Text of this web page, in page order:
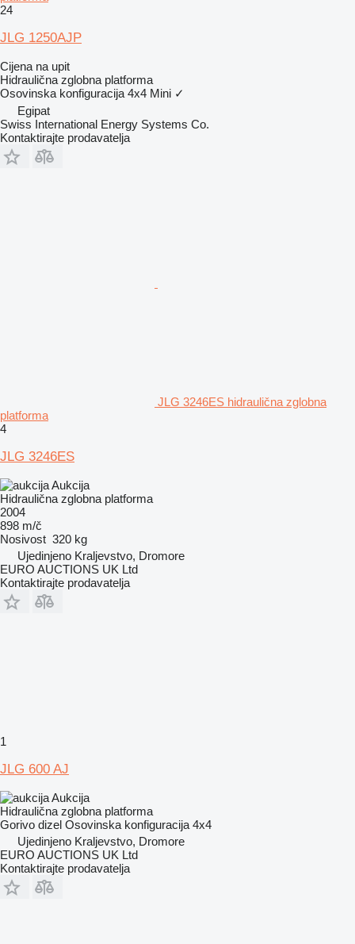
24
JLG 1250AJP
Cijena na upit
Hidraulična zglobna platforma
Osovinska konfiguracija 4x4 Mini ✓
Egipat
Swiss International Energy Systems Co.
Kontaktirajte prodavatelja
JLG 3246ES hidraulična zglobna
platforma
4
JLG 3246ES
Aukcija
Hidraulična zglobna platforma
2004
898 m/č
Nosivost 320 kg
Ujedinjeno Kraljevstvo, Dromore
EURO AUCTIONS UK Ltd
Kontaktirajte prodavatelja
1
JLG 600 AJ
Aukcija
Hidraulična zglobna platforma
Gorivo dizel Osovinska konfiguracija 4x4
Ujedinjeno Kraljevstvo, Dromore
EURO AUCTIONS UK Ltd
Kontaktirajte prodavatelja